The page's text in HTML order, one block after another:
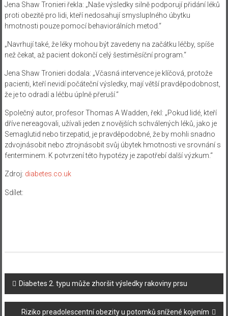
Jena Shaw Tronieri řekla: „Naše výsledky silně podporují přidání léků
proti obezitě pro lidi, kteří nedosahují smysluplného úbytku
hmotnosti pouze pomocí behaviorálních metod.“
„Navrhují také, že léky mohou být zavedeny na začátku léčby, spíše
než čekat, až pacient dokončí celý šestiměsíční program.“
Jena Shaw Tronieri dodala: „Včasná intervence je klíčová, protože
pacienti, kteří nevidí počáteční výsledky, mají větší pravděpodobnost,
že je to odradí a léčbu úplně přeruší.“
Společný autor, profesor Thomas A Wadden, řekl: „Pokud lidé, kteří
dříve nereagovali, užívali jeden z novějších schválených léků, jako je
Semaglutid nebo tirzepatid, je pravděpodobné, že by mohli snadno
zdvojnásobit nebo ztrojnásobit svůj úbytek hmotnosti ve srovnání s
fenterminem. K potvrzení této hypotézy je zapotřebí další výzkum.“
Zdroj: diabetes.co.uk
Sdílet:
Navigace
příspěvku
Diabetes 2. typu může zhoršit výsledky rakoviny prsu
Riziko preadolescentní obezity u potomků snížené kojením